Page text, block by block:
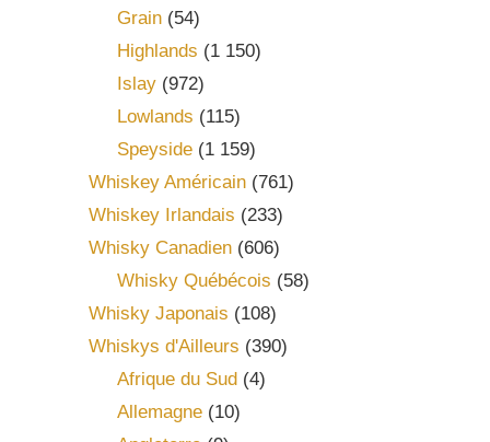
Grain(54)
Highlands (1 150)
Islay(972)
Lowlands (115)
Speyside(1 159)
Whiskey Américain (761)
Whiskey Irlandais (233)
Whisky Canadien (606)
Whisky Québécois (58)
Whisky Japonais (108)
Whiskys d'Ailleurs (390)
Afrique du Sud (4)
Allemagne(10)